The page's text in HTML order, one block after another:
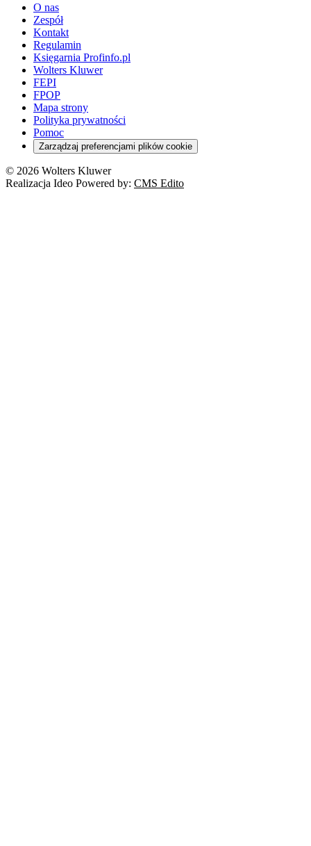
O nas
Zespół
Kontakt
Regulamin
Księgarnia Profinfo.pl
Wolters Kluwer
FEPI
FPOP
Mapa strony
Polityka prywatności
Pomoc
Zarządzaj preferencjami plików cookie
© 2026 Wolters Kluwer
Realizacja Ideo Powered by: CMS Edito